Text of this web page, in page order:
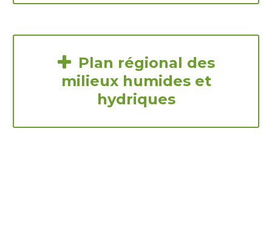
 Plan régional des
milieux humides et
hydriques